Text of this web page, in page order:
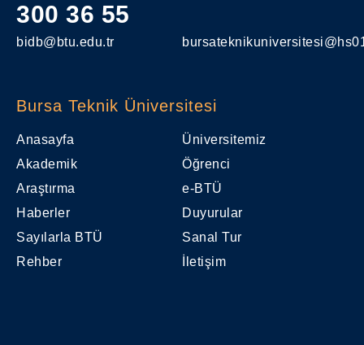
300 36 55
bidb@btu.edu.tr
Bursa Teknik Üniversitesi
Anasayfa
Üniversitemiz
Akademik
Öğrenci
Araştırma
e-BTÜ
Haberler
Duyurular
Sayılarla BTÜ
Sanal Tur
Rehber
İletişim